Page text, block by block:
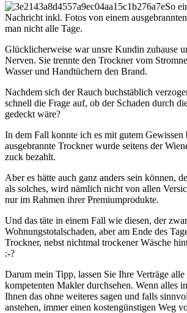
So
Nachricht inkl. Fotos von einem
man nicht alle Tage.
Glücklicherweise war unsre Kundin zuhause
Nerven. Sie trennte den Trockner vom
Wasser und Handtüchern den Brand.
Nachdem sich der Rauch buchstäblich
schnell die Frage auf, ob der Schaden durch
gedeckt wäre?
In dem Fall konnte ich es mit gutem Gewissen
ausgebrannte Trockner wurde seitens der
zuck bezahlt.
Aber es hätte auch ganz anders sein können,
als solches, wird nämlich nicht von allen
nur im Rahmen ihrer Premiumprodukte.
Und das täte in einem Fall wie diesen, der
Wohnungstotalschaden, aber am Ende des
Trockner, nebst nichtmal trockener Wäsche
:-?
Darum mein Tipp, lassen Sie Ihre Verträge
kompetenten Makler durchsehen. Wenn alles
Ihnen das ohne weiteres sagen und falls
anstehen, immer einen kostengünstigen Weg